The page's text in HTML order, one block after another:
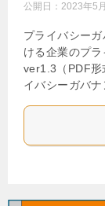
公開日： 2023年5
プライバシー
ける企業のプ
ver1.3（PDF形
イバシーガバ